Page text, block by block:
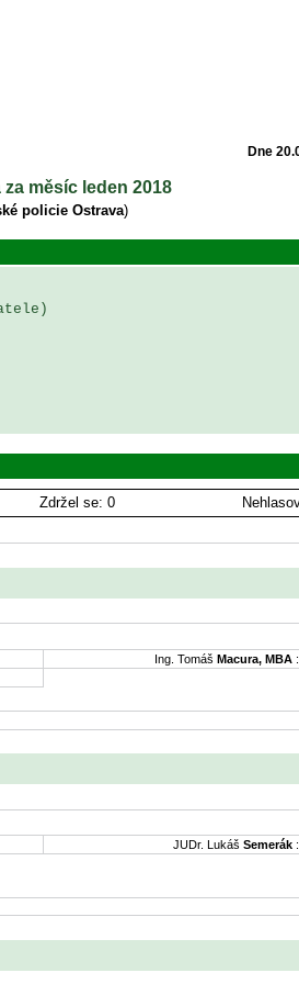
Dne
měsíc leden 2018
policie Ostrava)
Zdržel se: 0
Ing. Tomáš Macura, MBA :
JUDr. Lukáš Semerák :